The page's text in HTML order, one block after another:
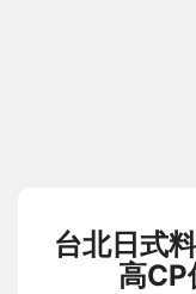
台北日式
高CP